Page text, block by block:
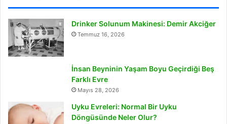
Drinker Solunum Makinesi: Demir Akciğer
Temmuz 16, 2026
İnsan Beyninin Yaşam Boyu Geçirdiği Beş
Farklı Evre
Mayıs 28, 2026
Uyku Evreleri: Normal Bir Uyku
Döngüsünde Neler Olur?